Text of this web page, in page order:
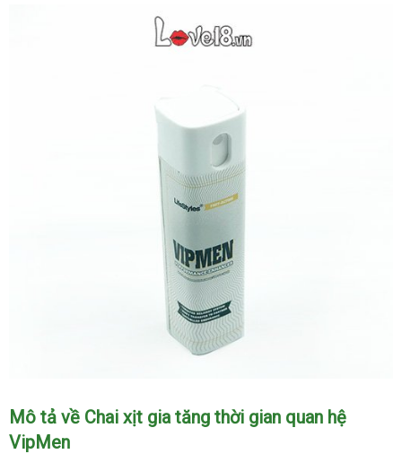
Chai
xịt
gia
Mô tả về Chai xịt gia tăng thời gian quan hệ
VipMen